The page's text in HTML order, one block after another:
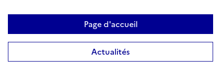
Page d'accueil
Actualités